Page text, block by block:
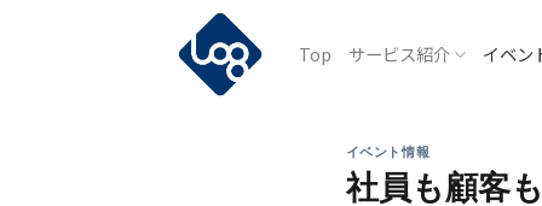
Top サービス紹介 イベン
イベント情報
社員も顧客